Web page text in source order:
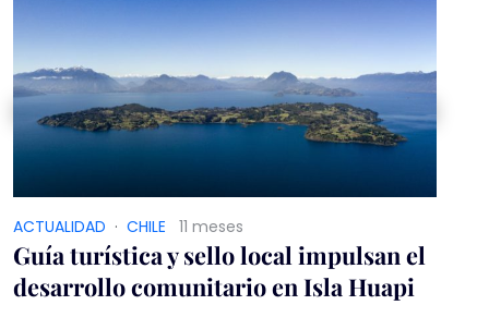
diputado por el Distrito 13, Cristóbal Barra.
ACTUALIDAD · CHILE 11 meses
Guía turística y sello local impulsan el
desarrollo comunitario en Isla Huapi